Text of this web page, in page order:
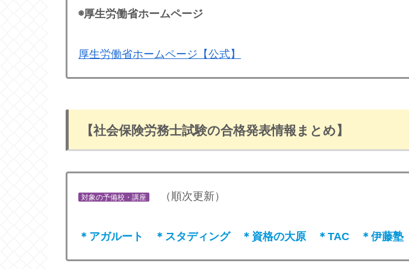
◉厚生労働省ホームページ
厚生労働省ホームページ【公式】
【社会保険労務士試験の合格発表情報まとめ】
対象の予備校・講座 （順次更新）
＊アガルート ＊スタディング ＊資格の大原 ＊TAC ＊伊藤塾